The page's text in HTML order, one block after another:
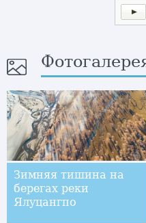
Зимняя тишина на
берегах реки
Ялуцангпо